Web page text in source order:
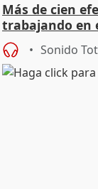
Más de cien
trabajando en
Sonido